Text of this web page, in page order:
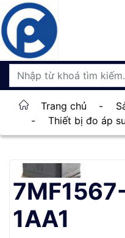
Trang chủ -
-
Thiết bị đo áp
1AA1